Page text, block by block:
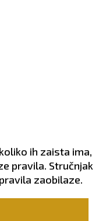
ih zaista ima,
pravila. Stručnjak
zaobilaze.